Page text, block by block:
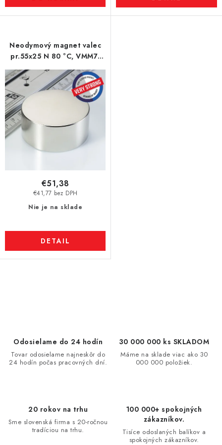
Neodymový magnet valec
pr.55x25 N 80 °C, VMM7-
N42
Nie je na sklade
€41,77 bez DPH
€51,38
DETAIL
c
Odosielame do 24 hodín
Tovar odosielame najneskôr do
24 hodín počas pracovných dní.
30 000 000 ks SKLADOM
Máme na sklade viac ako 30
000 000 položiek.
20 rokov na trhu
Sme slovenská firma s 20-ročnou
tradíciou na trhu.
100 000+ spokojných
zákazníkov.
Tisíce odoslaných balíkov a
spokojných zákazníkov.